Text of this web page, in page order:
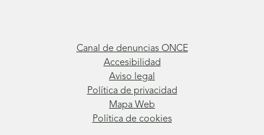
Canal de denuncias ONCE
Accesibilidad
Aviso legal
Política de privacidad
Mapa Web
Política de cookies